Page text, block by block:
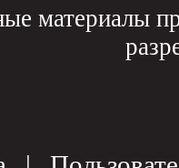
материалы